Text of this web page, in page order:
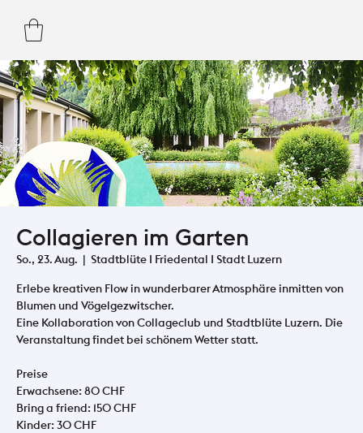
Collagieren im Garten
So., 23. Aug.
  |
Stadtblüte I Friedental I Stadt Luzern
Erlebe kreativen Flow in wunderbarer Atmosphäre inmitten von
Blumen und Vögelgezwitscher.
Eine Kollaboration von Collageclub und Stadtblüte Luzern. Die
Veranstaltung findet bei schönem Wetter statt.
Preise
Erwachsene: 80 CHF
Bring a friend: 150 CHF
Kinder: 30 CHF